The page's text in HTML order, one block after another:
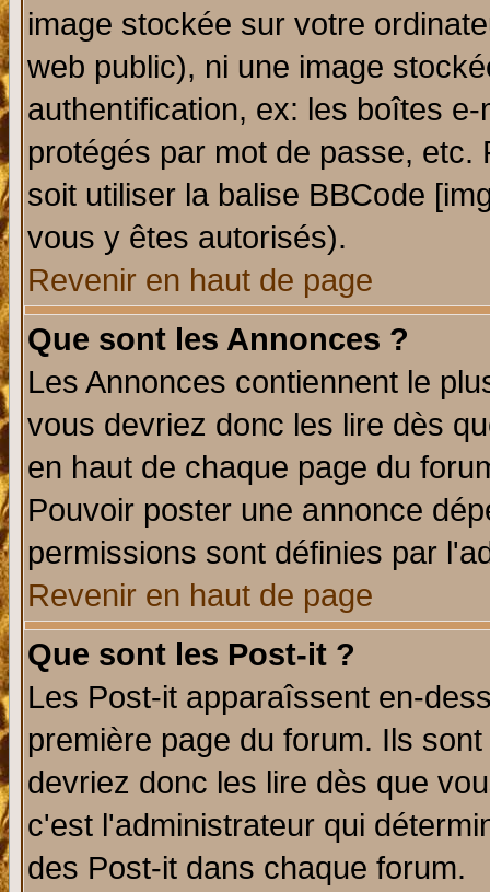
image stockée sur votre
web public), ni une image
authentification, ex: les boîtes
protégés par mot de passe,
soit utiliser la balise BBCode
vous y êtes autorisés).
Revenir en haut de page
Que sont les Annonces ?
Les Annonces contiennent le
vous devriez donc les lire dès
en haut de chaque page du
Pouvoir poster une annonce
permissions sont définies par
Revenir en haut de page
Que sont les Post-it ?
Les Post-it apparaîssent en-
première page du forum. Ils
devriez donc les lire dès que
c'est l'administrateur qui
des Post-it dans chaque forum.